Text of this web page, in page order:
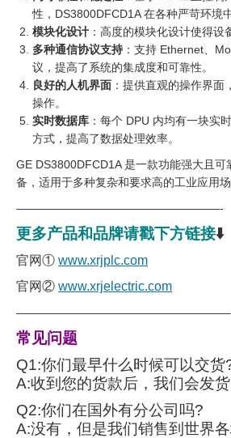
性，DS3800DFCD1A 在各种严苛环境
模块化设计 ：高度的模块化设计使得设
多种通信协议支持 ：支持 Ethernet、
议，提高了系统的集成度和可靠性。
良好的人机界面 ：提供直观的操作界
操作。
实时数据库 ：每个 DPU 内均有一块实
方式，提高了数据处理效率。
GE DS3800DFCD1A 是一款功能强大且可
备，适用于多种复杂和要求高的工业应用
——————————————————-
更多产品和品牌请戳下方链接⬇️
官网① www.xrjplc.com
官网② www.xrjelectric.com
———————————————————
常见问题
Q1:你们最早什么时候可以交货
A:收到您的货款后，我们会发货
Q2:你们在国外有分公司吗?
A:没有，但是我们销售到世界各